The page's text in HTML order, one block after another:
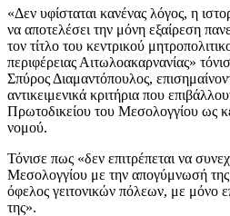
«Δεν υφίσταται κανένας λόγος, η
να αποτελέσει την μόνη εξαίρεση
τον τίτλο του κεντρικού
περιφέρειας Αιτωλοακαρνανίας»
Σπύρος Διαμαντόπουλος,
αντικειμενικά κριτήρια που
Πρωτοδικείου του Μεσολογγίου ως
νομού.
Τόνισε πως «δεν επιτρέπεται να
Μεσολογγίου με την απογύμνωσή
όφελος γειτονικών πόλεων, με μόνο
της».